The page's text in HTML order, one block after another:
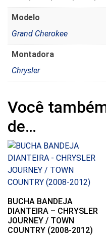
Modelo
Grand Cherokee
Montadora
Chrysler
Você
de…
BUCHA BANDEJA
DIANTEIRA – CHRYSLER
JOURNEY / TOWN
COUNTRY (2008-2012)